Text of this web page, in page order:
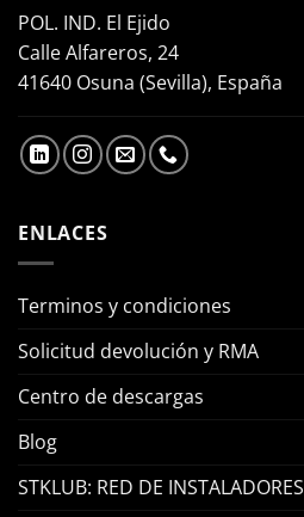
POL. IND. El Ejido
Calle Alfareros, 24
41640 Osuna (Sevilla), España
ENLACES
Terminos y condiciones
Solicitud devolución y RMA
Centro de descargas
Blog
STKLUB: RED DE INSTALADORES